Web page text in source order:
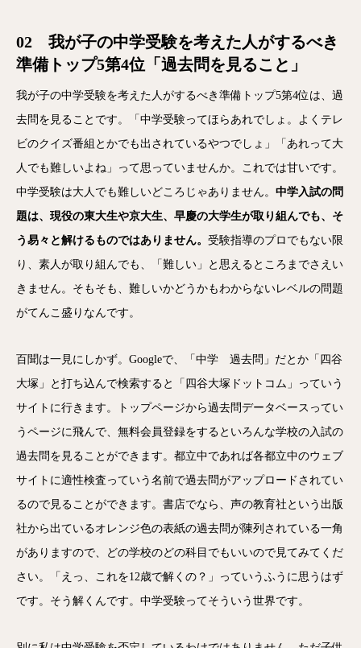
02 我が子の中学受験を考えた人がするべき
準備トップ5第4位「過去問を見ること」
我が子の中学受験を考えた人がするべき準備トップ5第4位は、過
去問を見ることです。「中学受験ってほらあれでしょ。よくテレ
ビのクイズ番組とかでも出されているやつでしょ」「あれって大
人でも難しいよね」って思っていませんか。これでは甘いです。
中学受験は大人でも難しいどころじゃありません。 中学入試の問
題は、現役の東大生や京大生、早慶の大学生が取り組んでも、そ
う易々と解けるものではありません。 受験指導のプロでもない限
り、素人が取り組んでも、「難しい」と思えるところまでさえい
きません。そもそも、難しいかどうかもわからないレベルの問題
がてんこ盛りなんです。
百聞は一見にしかず。Googleで、「中学 過去問」だとか「四谷
大塚」と打ち込んで検索すると「四谷大塚ドットコム」っていう
サイトに行きます。トップページから過去問データベースってい
うページに飛んで、無料会員登録をするといろんな学校の入試の
過去問を見ることができます。都立中であれば各都立中のウェブ
サイトに適性検査っていう名前で過去問がアップロードされてい
るので見ることができます。書店でなら、声の教育社という出版
社から出ているオレンジ色の表紙の過去問が陳列されている一角
がありますので、どの学校のどの科目でもいいので見てみてくだ
さい。「えっ、これを12歳で解くの？」っていうふうに思うはず
です。そう解くんです。中学受験ってそういう世界です。